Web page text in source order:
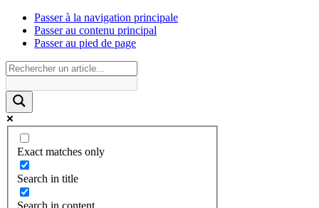
Passer à la navigation principale
Passer au contenu principal
Passer au pied de page
Exact matches only
Search in title
Search in content